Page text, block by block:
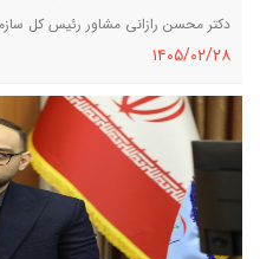
دکتر محسن رازانی مشاور رئیس کل
١٤٠٥/٠٢/٢٨